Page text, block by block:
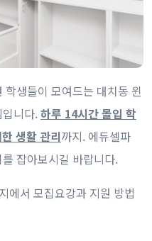
생들이 모여드는 대치동 윈
니다.하루 14시간 몰입 학
생활 관리까지. 에듀셀파
잡아보시길 바랍니다.
에서 모집요강과 지원 방법